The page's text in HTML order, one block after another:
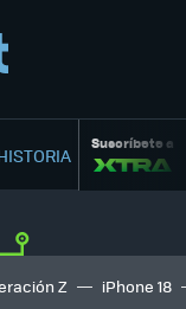
Suscríbete a
Z iPhone 18